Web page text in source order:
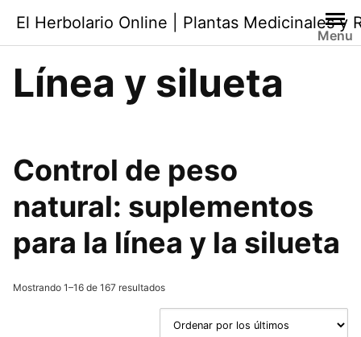
contenido
El Herbolario Online | Plantas Medicinales y
Menu
Línea y silueta
Control de peso
natural: suplementos
para la línea y la silueta
Mostrando 1–16 de 167 resultadosOrdenado
últimos